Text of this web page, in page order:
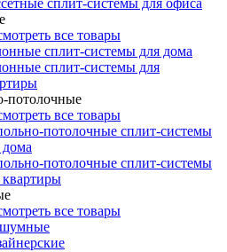
сплит-системы для офиса
все товары
сплит-системы для дома
сплит-системы для
потолочные
все товары
потолочные сплит-системы
дома
потолочные сплит-системы
квартиры
все товары